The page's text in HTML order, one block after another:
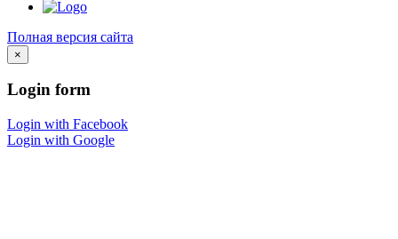
Полная версия сайта
×
Login form
Login with Facebook
Login with Google